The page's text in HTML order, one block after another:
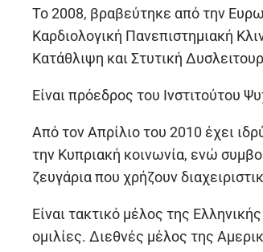
Το 2008, βραβεύτηκε από την
Καρδιολογική Πανεπιστημιακή
Κατάθλιψη και Στυτική
Είναι πρόεδρος του Ινστιτούτου
Από τον Απρίλιο του 2010 έχει
την Κυπριακή κοινωνία, ενώ
ζευγάρια που χρήζουν
Είναι τακτικό μέλος της
ομιλίες. Διεθνές μέλος της